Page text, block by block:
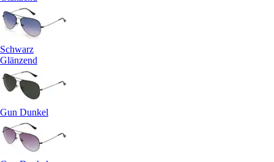
Schwarz
Glänzend
Gun Dunkel